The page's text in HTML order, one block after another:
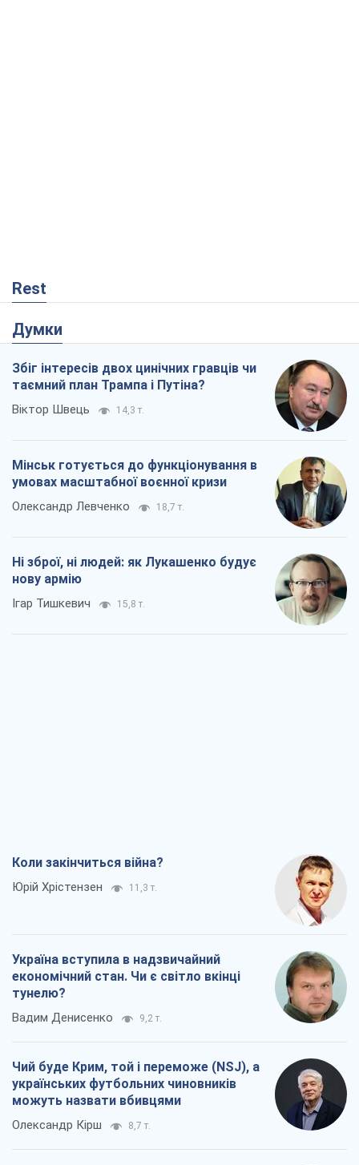
Rest
Думки
Збіг інтересів двох цинічних гравців чи
таємний план Трампа і Путіна?
Віктор Швець 14,3 т.
Мінськ готується до функціонування в
умовах масштабної воєнної кризи
Олександр Левченко 18,7 т.
Ні зброї, ні людей: як Лукашенко будує
нову армію
Ігар Тишкевич 15,8 т.
Коли закінчиться війна?
Юрій Хрістензен 11,3 т.
Україна вступила в надзвичайний
економічний стан. Чи є світло вкінці
тунелю?
Вадим Денисенко 9,2 т.
Чий буде Крим, той і переможе (NSJ), а
українських футбольних чиновників
можуть назвати вбивцями
Олександр Кірш 8,7 т.